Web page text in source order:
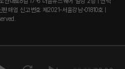
매업 신고번호 제2021-서울강남-01810호 |